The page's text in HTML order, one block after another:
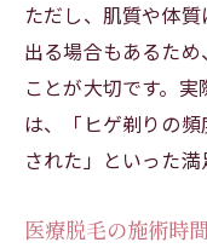
ただし、肌質や体
出る場合もあるた
ことが大切です。
は、「ヒゲ剃りの
された」といった満
医療脱毛の施術時